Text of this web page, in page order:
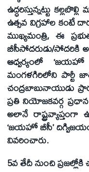
ఉద్ధరిస్తున్నట్టు
ఉత్సవ విగ్రహాల కంటే
ముఖ్యమంత్రి, ఈ
బీసీసోదరుడు/
ఆధ్వర్యంలో
మంగళగిరిలోని పార్టీ
చంద్రబాబునాయుడు
ప్రతి నియోజకవర్గ
అలానే రాష్ట్రవ్యాప్తంగా
‘జయహో బీసీ’
వివరించారు.
5వ తేదీ నుంచి ప్రజల్లోకి